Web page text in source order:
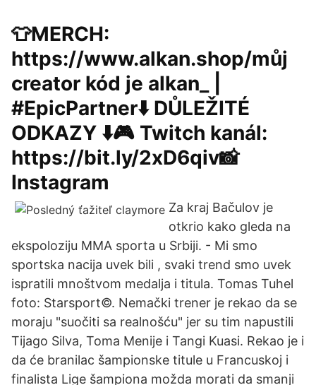
👕MERCH:
https://www.alkan.shop/můj
creator kód je alkan_ |
#EpicPartner⬇️ DŮLEŽITÉ
ODKAZY ⬇️🎮 Twitch kanál:
https://bit.ly/2xD6qiv📸
Instagram
Za kraj Bačulov je
otkrio kako gleda na
ekspoloziju MMA sporta u Srbiji. - Mi smo
sportska nacija uvek bili , svaki trend smo uvek
ispratili mnoštvom medalja i titula. Tomas Tuhel
foto: Starsport©. Nemački trener je rekao da se
moraju "suočiti sa realnošću" jer su tim napustili
Tijago Silva, Toma Menije i Tangi Kuasi. Rekao je i
da će branilac šampionske titule u Francuskoj i
finalista Lige šampiona možda morati da smanji